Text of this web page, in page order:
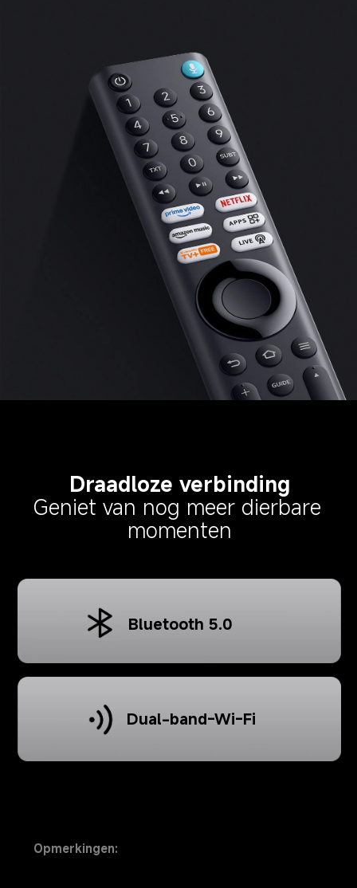
Draadloze verbinding
Geniet van nog meer dierbare
momenten
Bluetooth 5.0
Dual-band-Wi-Fi
Opmerkingen: